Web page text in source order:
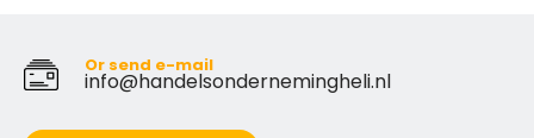
Or send e-mail
info@handelsondernemingheli.nl